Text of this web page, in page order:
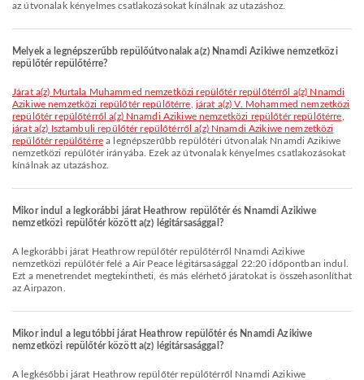
az útvonalak kényelmes csatlakozásokat kínálnak az utazáshoz.
Melyek a legnépszerűbb repülőútvonalak a(z) Nnamdi Azikiwe nemzetközi
repülőtér repülőtérre?
járat a(z) Murtala Muhammed nemzetközi repülőtér repülőtérről a(z) Nnamdi
Azikiwe nemzetközi repülőtér repülőtérre járat a(z) V. Mohammed nemzetközi
repülőtér repülőtérről a(z) Nnamdi Azikiwe nemzetközi repülőtér repülőtérre
járat a(z) Isztambuli repülőtér repülőtérről a(z) Nnamdi Azikiwe nemzetközi
repülőtér repülőtérrea legnépszerűbb repülőtéri útvonalak Nnamdi Azikiwe
nemzetközi repülőtér irányába. Ezek az útvonalak kényelmes csatlakozásokat
kínálnak az utazáshoz.
Mikor indul a legkorábbi járat Heathrow repülőtér és Nnamdi Azikiwe
nemzetközi repülőtér között a(z) légitársasággal?
A legkorábbi járat Heathrow repülőtér repülőtérről Nnamdi Azikiwe
nemzetközi repülőtér felé a Air Peace légitársasággal 22:20 időpontban indul.
Ezt a menetrendet megtekintheti, és más elérhető járatokat is összehasonlíthat
az Airpazon.
Mikor indul a legutóbbi járat Heathrow repülőtér és Nnamdi Azikiwe
nemzetközi repülőtér között a(z) légitársasággal?
A legkésőbbi járat Heathrow repülőtér repülőtérről Nnamdi Azikiwe